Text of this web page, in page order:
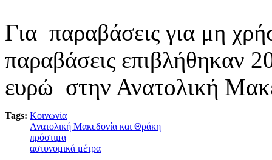
Για παραβάσεις για μη
παραβάσεις επιβλήθηκαν
ευρώ στην Ανατολική
Tags: Κοινωνία
Ανατολική Μακεδονία και Θράκη
πρόστιμα
αστυνομικά μέτρα